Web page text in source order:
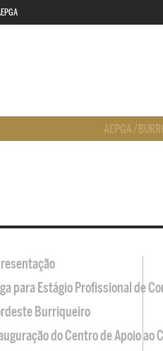
AEPGA/
para Estágio Profissional de
Burriqueiro
do Centro de Apoio ao